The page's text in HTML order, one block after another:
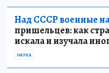
Над СССР военные
пришельцев: как
искала и изучала
НАУКА